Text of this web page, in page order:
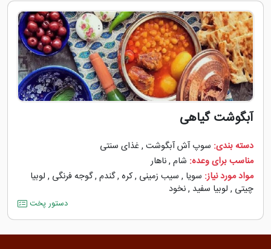
آبگوشت گیاهی
دسته بندی: سوپ آش آبگوشت , غذای سنتی
مناسب برای وعده: شام ,ناهار
مواد مورد نیاز: سویا , سیب زمینی ,کره ,گندم ,گوجه ‌فرنگی , لوبیا
چیتی , لوبیا سفید ,نخود
دستور پخت